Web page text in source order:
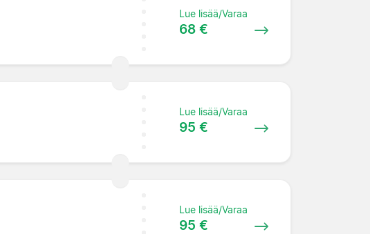
Lue lisää/Varaa
68 €
Lue lisää/Varaa
95 €
Lue lisää/Varaa
95 €